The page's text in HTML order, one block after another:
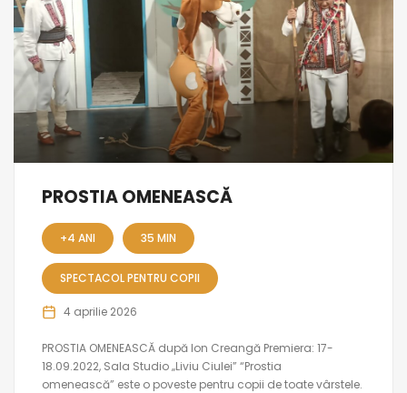
PROSTIA OMENEASCĂ
+4 ANI 35 MIN
SPECTACOL PENTRU COPII
4 aprilie 2026
PROSTIA OMENEASCĂ după Ion Creangă Premiera: 17-
18.09.2022, Sala Studio „Liviu Ciulei” “Prostia
omenească” este o poveste pentru copii de toate vârstele.